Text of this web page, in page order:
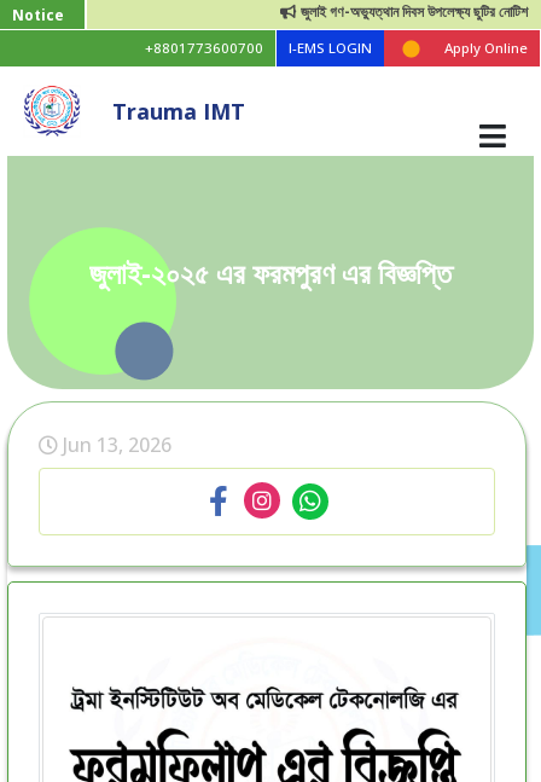
Notice জুলাই গণ-অভ্যুত্থান দিবস উপলেক্ষ্য ছুটির নোটিশ
+8801773600700 I-EMS LOGIN Apply Online
Trauma IMT
জুলাই-২০২৫ এর ফরমপুরণ এর বিজ্ঞপ্তি
Jun 13, 2026